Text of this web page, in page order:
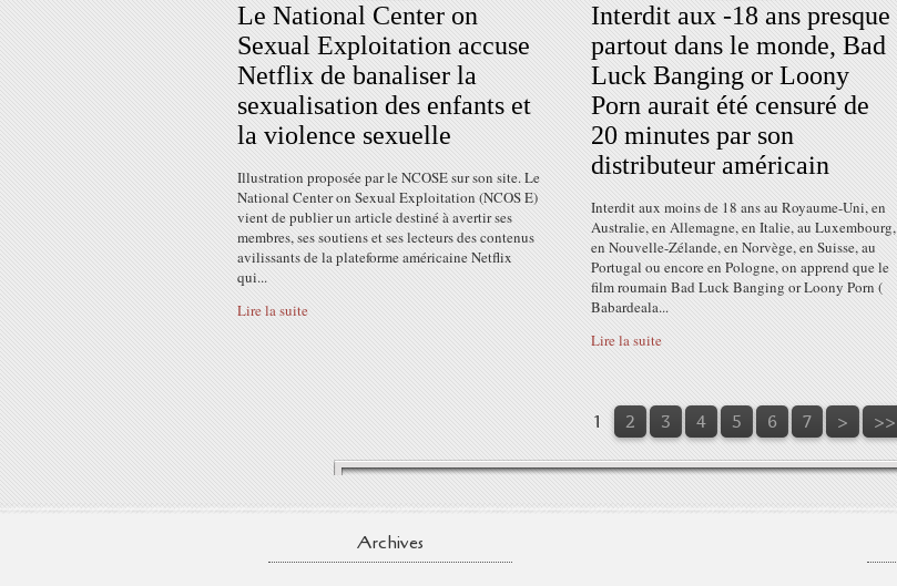
Le National Center on
Sexual Exploitation accuse
Netflix de banaliser la
sexualisation des enfants et
la violence sexuelle
Illustration proposée par le NCOSE sur son site. Le
National Center on Sexual Exploitation (NCOS E)
vient de publier un article destiné à avertir ses
membres, ses soutiens et ses lecteurs des contenus
avilissants de la plateforme américaine Netflix
qui...
Lire la suite
Interdit aux -18 ans presque
partout dans le monde, Bad
Luck Banging or Loony
Porn aurait été censuré de
20 minutes par son
distributeur américain
Interdit aux moins de 18 ans au Royaume-Uni, en
Australie, en Allemagne, en Italie, au Luxembourg,
en Nouvelle-Zélande, en Norvège, en Suisse, au
Portugal ou encore en Pologne, on apprend que le
film roumain Bad Luck Banging or Loony Porn (
Babardeala...
Lire la suite
1 2 3 4 5 6 7 > >>
Archives